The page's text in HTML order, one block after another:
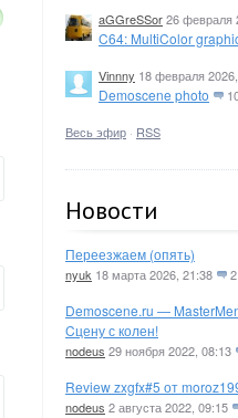
aGGreSSor26 февраля
C64: MultiColor
Vinnny 18 февраля
Demoscene photo
Весь эфир · RSS
Новости
Переезжаем (опять)
nyuk 18 марта 2026, 21:38 2
Demoscene.ru —
Cцену с колен!
nodeus 29 ноября 2022, 08:13
Review zxgfx#5 от
nodeus 2 августа 2022, 09:15